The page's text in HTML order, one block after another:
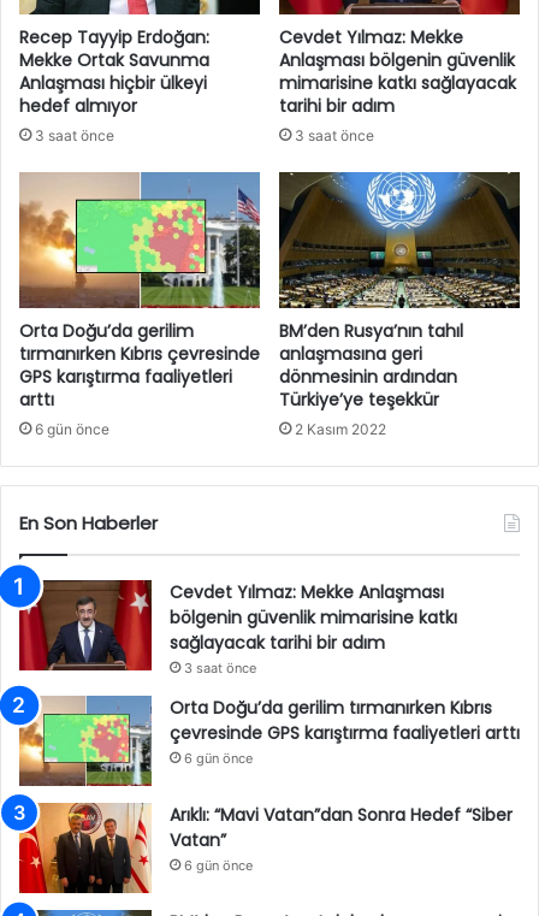
Recep Tayyip Erdoğan:
Mekke Ortak Savunma
Anlaşması hiçbir ülkeyi
hedef almıyor
3 saat önce
Cevdet Yılmaz: Mekke
Anlaşması bölgenin güvenlik
mimarisine katkı sağlayacak
tarihi bir adım
3 saat önce
Orta Doğu’da gerilim
tırmanırken Kıbrıs çevresinde
GPS karıştırma faaliyetleri
arttı
6 gün önce
BM’den Rusya’nın tahıl
anlaşmasına geri
dönmesinin ardından
Türkiye’ye teşekkür
2 Kasım 2022
En Son Haberler
Cevdet Yılmaz: Mekke Anlaşması
bölgenin güvenlik mimarisine katkı
sağlayacak tarihi bir adım
3 saat önce
Orta Doğu’da gerilim tırmanırken Kıbrıs
çevresinde GPS karıştırma faaliyetleri arttı
6 gün önce
Arıklı: “Mavi Vatan”dan Sonra Hedef “Siber
Vatan”
6 gün önce